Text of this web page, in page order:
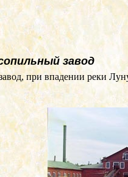
завод
при впадении реки